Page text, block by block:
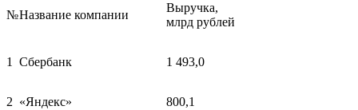
№Название компании
Выручка,
млрд рублей
1 Сбербанк 1 493,0
2 «Яндекс» 800,1